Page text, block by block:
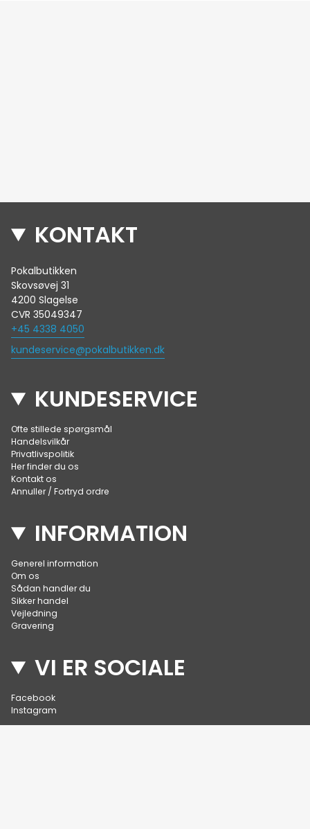
KONTAKT
Pokalbutikken
Skovsøvej 31
4200 Slagelse
CVR 35049347
+45 4338 4050
kundeservice@pokalbutikken.dk
KUNDESERVICE
Ofte stillede spørgsmål
Handelsvilkår
Privatlivspolitik
Her finder du os
Kontakt os
Annuller / Fortryd ordre
INFORMATION
Generel information
Om os
Sådan handler du
Sikker handel
Vejledning
Gravering
VI ER SOCIALE
Facebook
Instagram